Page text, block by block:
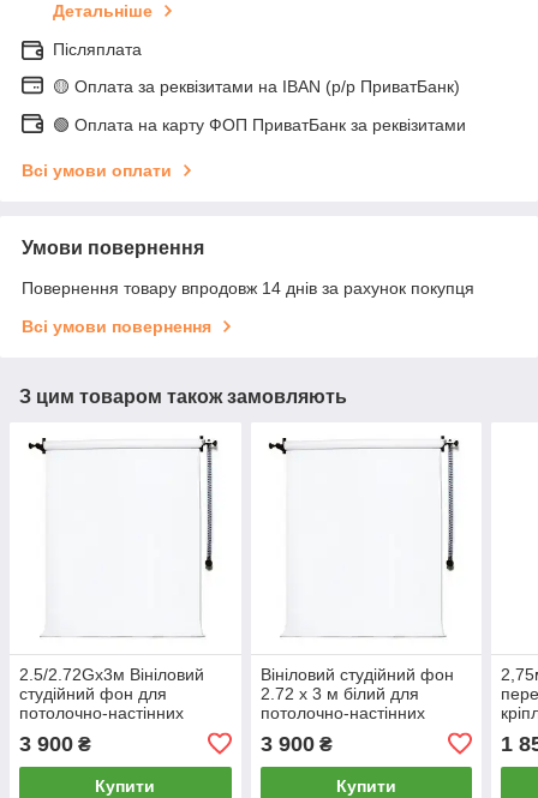
Детальніше
Післяплата
🟡 Оплата за реквізитами на IBAN (р/р ПриватБанк)
🟢 Оплата на карту ФОП ПриватБанк за реквізитами
Всі умови оплати
Умови повернення
Повернення товару впродовж 14 днів за рахунок покупця
Всі умови повернення
З цим товаром також замовляють
2.5/2.72Gх3м Вініловий
студійний фон для
потолочно-настінних
VINIL BD-PRO Premium
фотофон
3 900 ₴
Купити
Вініловий студійний фон
2.72 х 3 м білий для
потолочно-настінних
VINIL BD-PRO White
3 900₴
Купити
1